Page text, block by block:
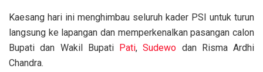
Kaesang hari ini menghimbau seluruh kader PSI untuk turun
langsung ke lapangan dan memperkenalkan pasangan calon
Bupati dan Wakil Bupati Pati,Sudewo dan Risma Ardhi
Chandra.